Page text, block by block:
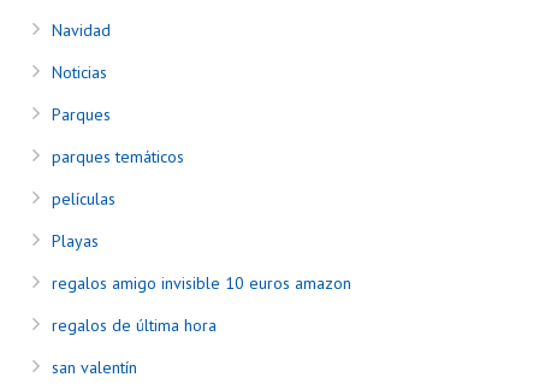
Navidad
Noticias
Parques
parques temáticos
películas
Playas
regalos amigo invisible 10 euros amazon
regalos de última hora
san valentín